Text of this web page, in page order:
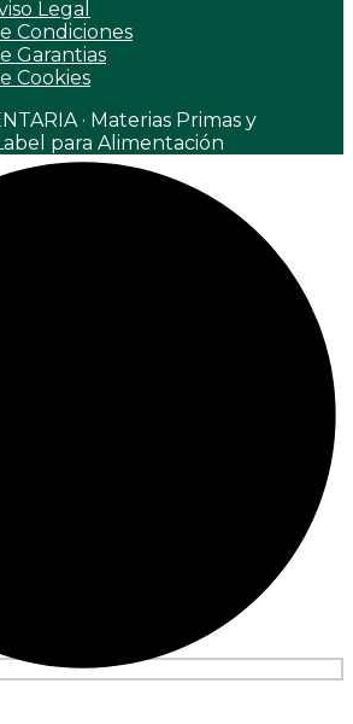
Legal
Condiciones
Garantias
Cookies
· Materias Primas y
para Alimentación